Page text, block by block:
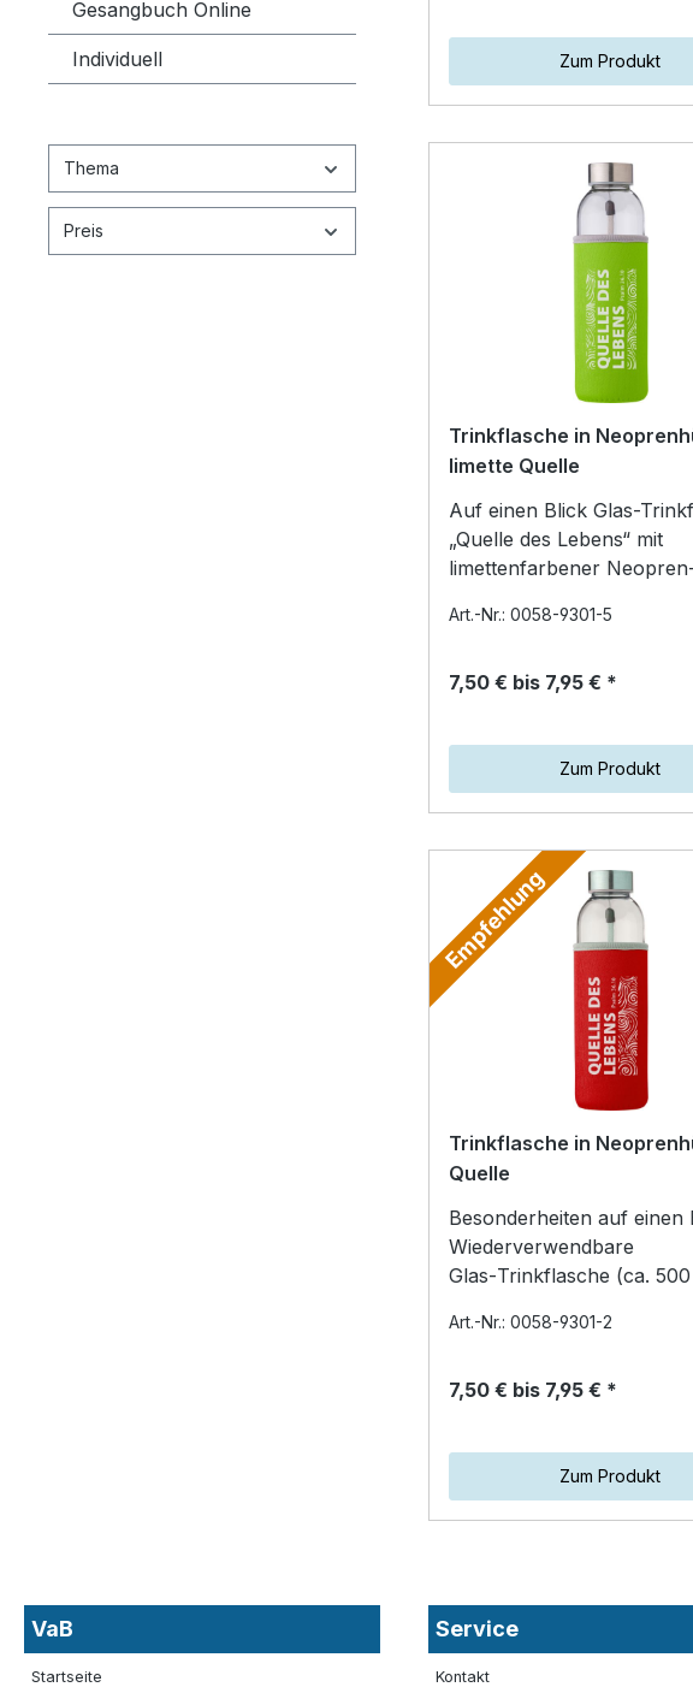
Gesangbuch Online
Individuell
Thema
Preis
Zum Produkt
Trinkflasche in
limette Quelle
Auf einen Blick Glas-Trinkflasche
„Quelle des Lebens“ mit
limettenfarbener
ca. 500 ml – ideal für
Art.-Nr.: 0058-9301-5
7,50 € bis 7,95 € *
Zum Produkt
Empfehlung
Trinkflasche in
Quelle
Besonderheiten auf einen
Wiederverwendbare
Glas‑Trinkflasche (ca.
Rote
Art.-Nr.: 0058-9301-2
7,50 € bis 7,95 € *
Zum Produkt
VaB
Startseite
Service
Kontakt